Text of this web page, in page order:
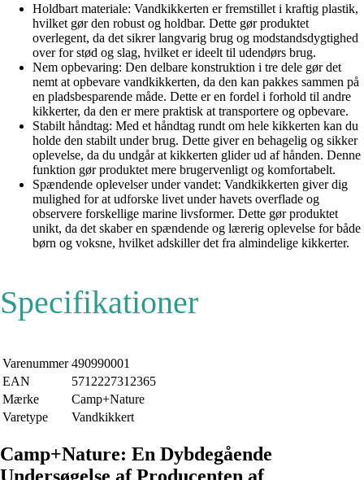
Holdbart materiale: Vandkikkerten er fremstillet i kraftig plastik,
hvilket gør den robust og holdbar. Dette gør produktet
overlegent, da det sikrer langvarig brug og modstandsdygtighed
over for stød og slag, hvilket er ideelt til udendørs brug.
Nem opbevaring: Den delbare konstruktion i tre dele gør det
nemt at opbevare vandkikkerten, da den kan pakkes sammen på
en pladsbesparende måde. Dette er en fordel i forhold til andre
kikkerter, da den er mere praktisk at transportere og opbevare.
Stabilt håndtag: Med et håndtag rundt om hele kikkerten kan du
holde den stabilt under brug. Dette giver en behagelig og sikker
oplevelse, da du undgår at kikkerten glider ud af hånden. Denne
funktion gør produktet mere brugervenligt og komfortabelt.
Spændende oplevelser under vandet: Vandkikkerten giver dig
mulighed for at udforske livet under havets overflade og
observere forskellige marine livsformer. Dette gør produktet
unikt, da det skaber en spændende og lærerig oplevelse for både
børn og voksne, hvilket adskiller det fra almindelige kikkerter.
Specifikationer
Varenummer 490990001
EAN
5712227312365
Mærke
Camp+Nature
Varetype
Vandkikkert
Camp+Nature: En Dybdegående